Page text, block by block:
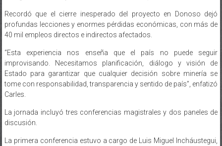
profundas lecciones y enormes pérdidas económicas, con más de
40 mil empleos directos e indirectos afectados.
improvisando. Necesitamos planificación, diálogo y visión de
Estado para garantizar que cualquier decisión sobre minería se
tome con responsabilidad, transparencia y sentido de país”, enfatizó
Carles.
discusión.
exministro de Energía y Minas de Perú, con el tema “Minería en el